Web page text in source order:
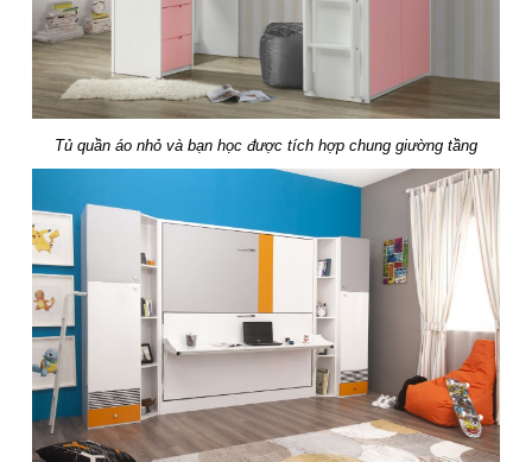
Tủ quần áo nhỏ và bạn học được tích hợp chung giường tầng